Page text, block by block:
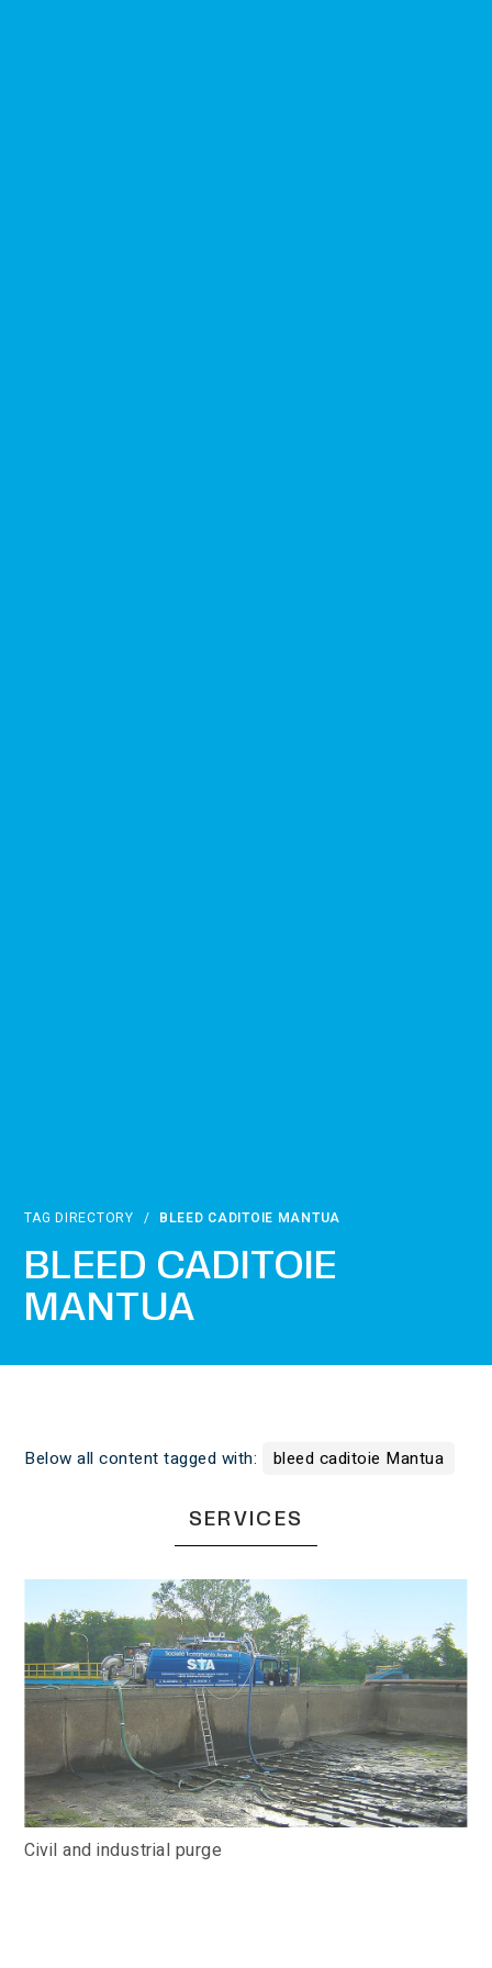
TAG DIRECTORY / BLEED CADITOIE MANTUA
BLEED CADITOIE
MANTUA
Below all content tagged with: bleed caditoie Mantua
SERVICES
Civil and industrial purge